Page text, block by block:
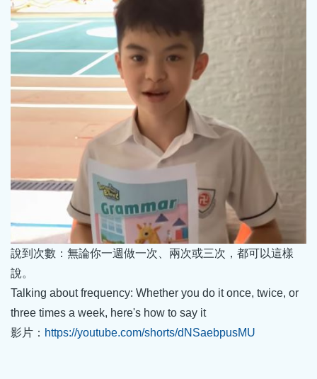
說到次數：無論你一週做一次、兩次或三次，都可以這樣
說。
Talking about frequency: Whether you do it once, twice, or
three times a week, here's how to say it
影片： https://youtube.com/shorts/dNSaebpusMU